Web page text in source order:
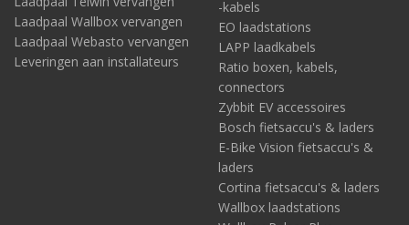
Laadpaal Wallbox vervangen
Laadpaal Webasto vervangen
Leveringen aan installateurs
-kabels
EO laadstations
LAPP laadkabels
Ratio boxen, kabels,
connectors
Zybbit EV accessoires
Bosch fietsaccu's & laders
E-Bike Vision fietsaccu's &
laders
Cortina fietsaccu's & laders
Wallbox laadstations